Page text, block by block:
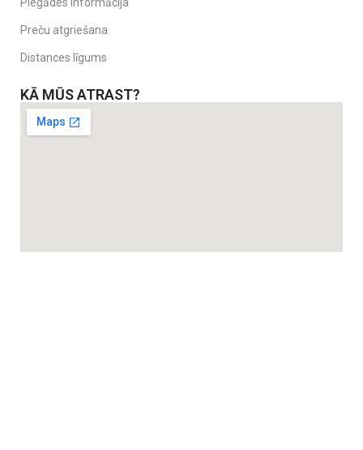
Piegādes informācija
Preču atgriešana
Distances līgums
KĀ MŪS ATRAST?